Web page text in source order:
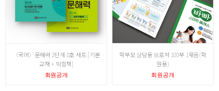
〈국어〉문해력 2단계 8호 세트 [기본
교재 + 익힘책]
회원공개
학부모 상담용 브로셔 100부 1묶음(학
원용)
회원공개